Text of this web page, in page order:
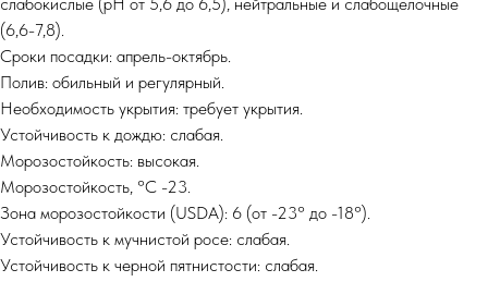
(6,6-7,8).
Сроки посадки: апрель-октябрь.
Полив: обильный и регулярный.
Необходимость укрытия: требует укрытия.
Устойчивость к дождю: слабая.
Морозостойкость: высокая.
Морозостойкость, °C -23.
Зона морозостойкости (USDA): 6 (от -23° до -18°).
Устойчивость к мучнистой росе: слабая.
Устойчивость к черной пятнистости: слабая.